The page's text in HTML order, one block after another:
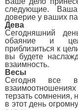
следующие.
доверие у ваших
Дева
Сегодняшний
обаяние и
приблизиться к
вы будете
взаимность.
Весы
Сегодня все
терзать сомнения,
в этот день